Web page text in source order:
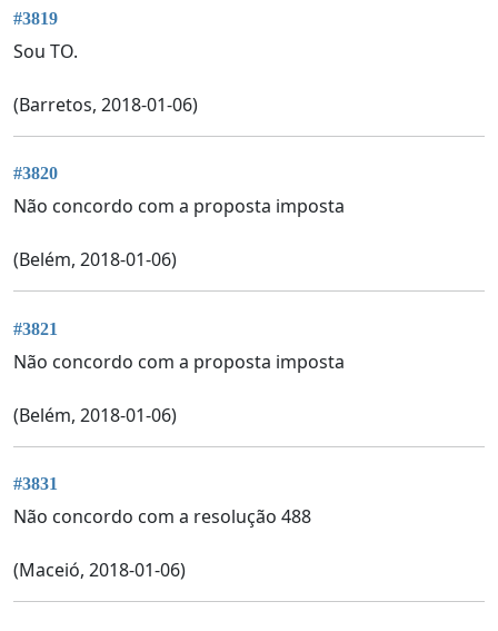
#3819
Sou TO.
(Barretos, 2018-01-06)
#3820
Não concordo com a proposta imposta
(Belém, 2018-01-06)
#3821
Não concordo com a proposta imposta
(Belém, 2018-01-06)
#3831
Não concordo com a resolução 488
(Maceió, 2018-01-06)